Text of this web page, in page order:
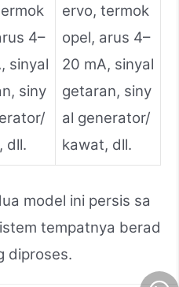
4–
sinyal
siny
dll.
ervo, termok
opel, arus 4–
20 mA, sinyal
getaran, siny
al generator/
kawat, dll.
model ini persis sa
tempatnya berad
diproses.